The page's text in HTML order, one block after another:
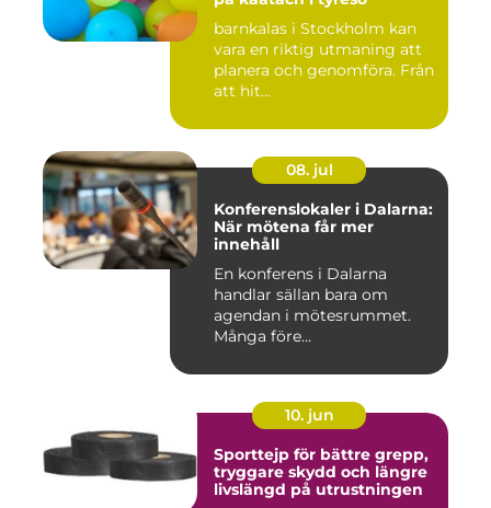
barnkalas i Stockholm kan
vara en riktig utmaning att
planera och genomföra. Från
att hit...
08. jul
Konferenslokaler i Dalarna:
När mötena får mer
innehåll
En konferens i Dalarna
handlar sällan bara om
agendan i mötesrummet.
Många före...
10. jun
Sporttejp för bättre grepp,
tryggare skydd och längre
livslängd på utrustningen